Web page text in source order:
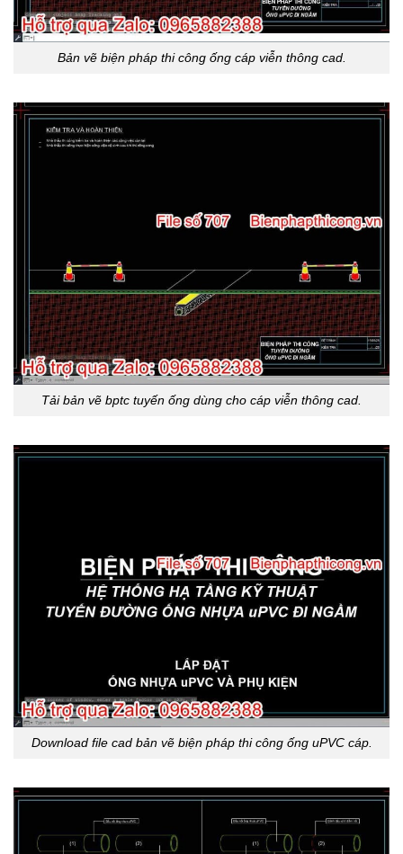
Bản vẽ biện pháp thi công ống cáp viễn thông cad.
Tải bản vẽ bptc tuyến ống dùng cho cáp viễn thông cad.
Download file cad bản vẽ biện pháp thi công ống uPVC cáp.